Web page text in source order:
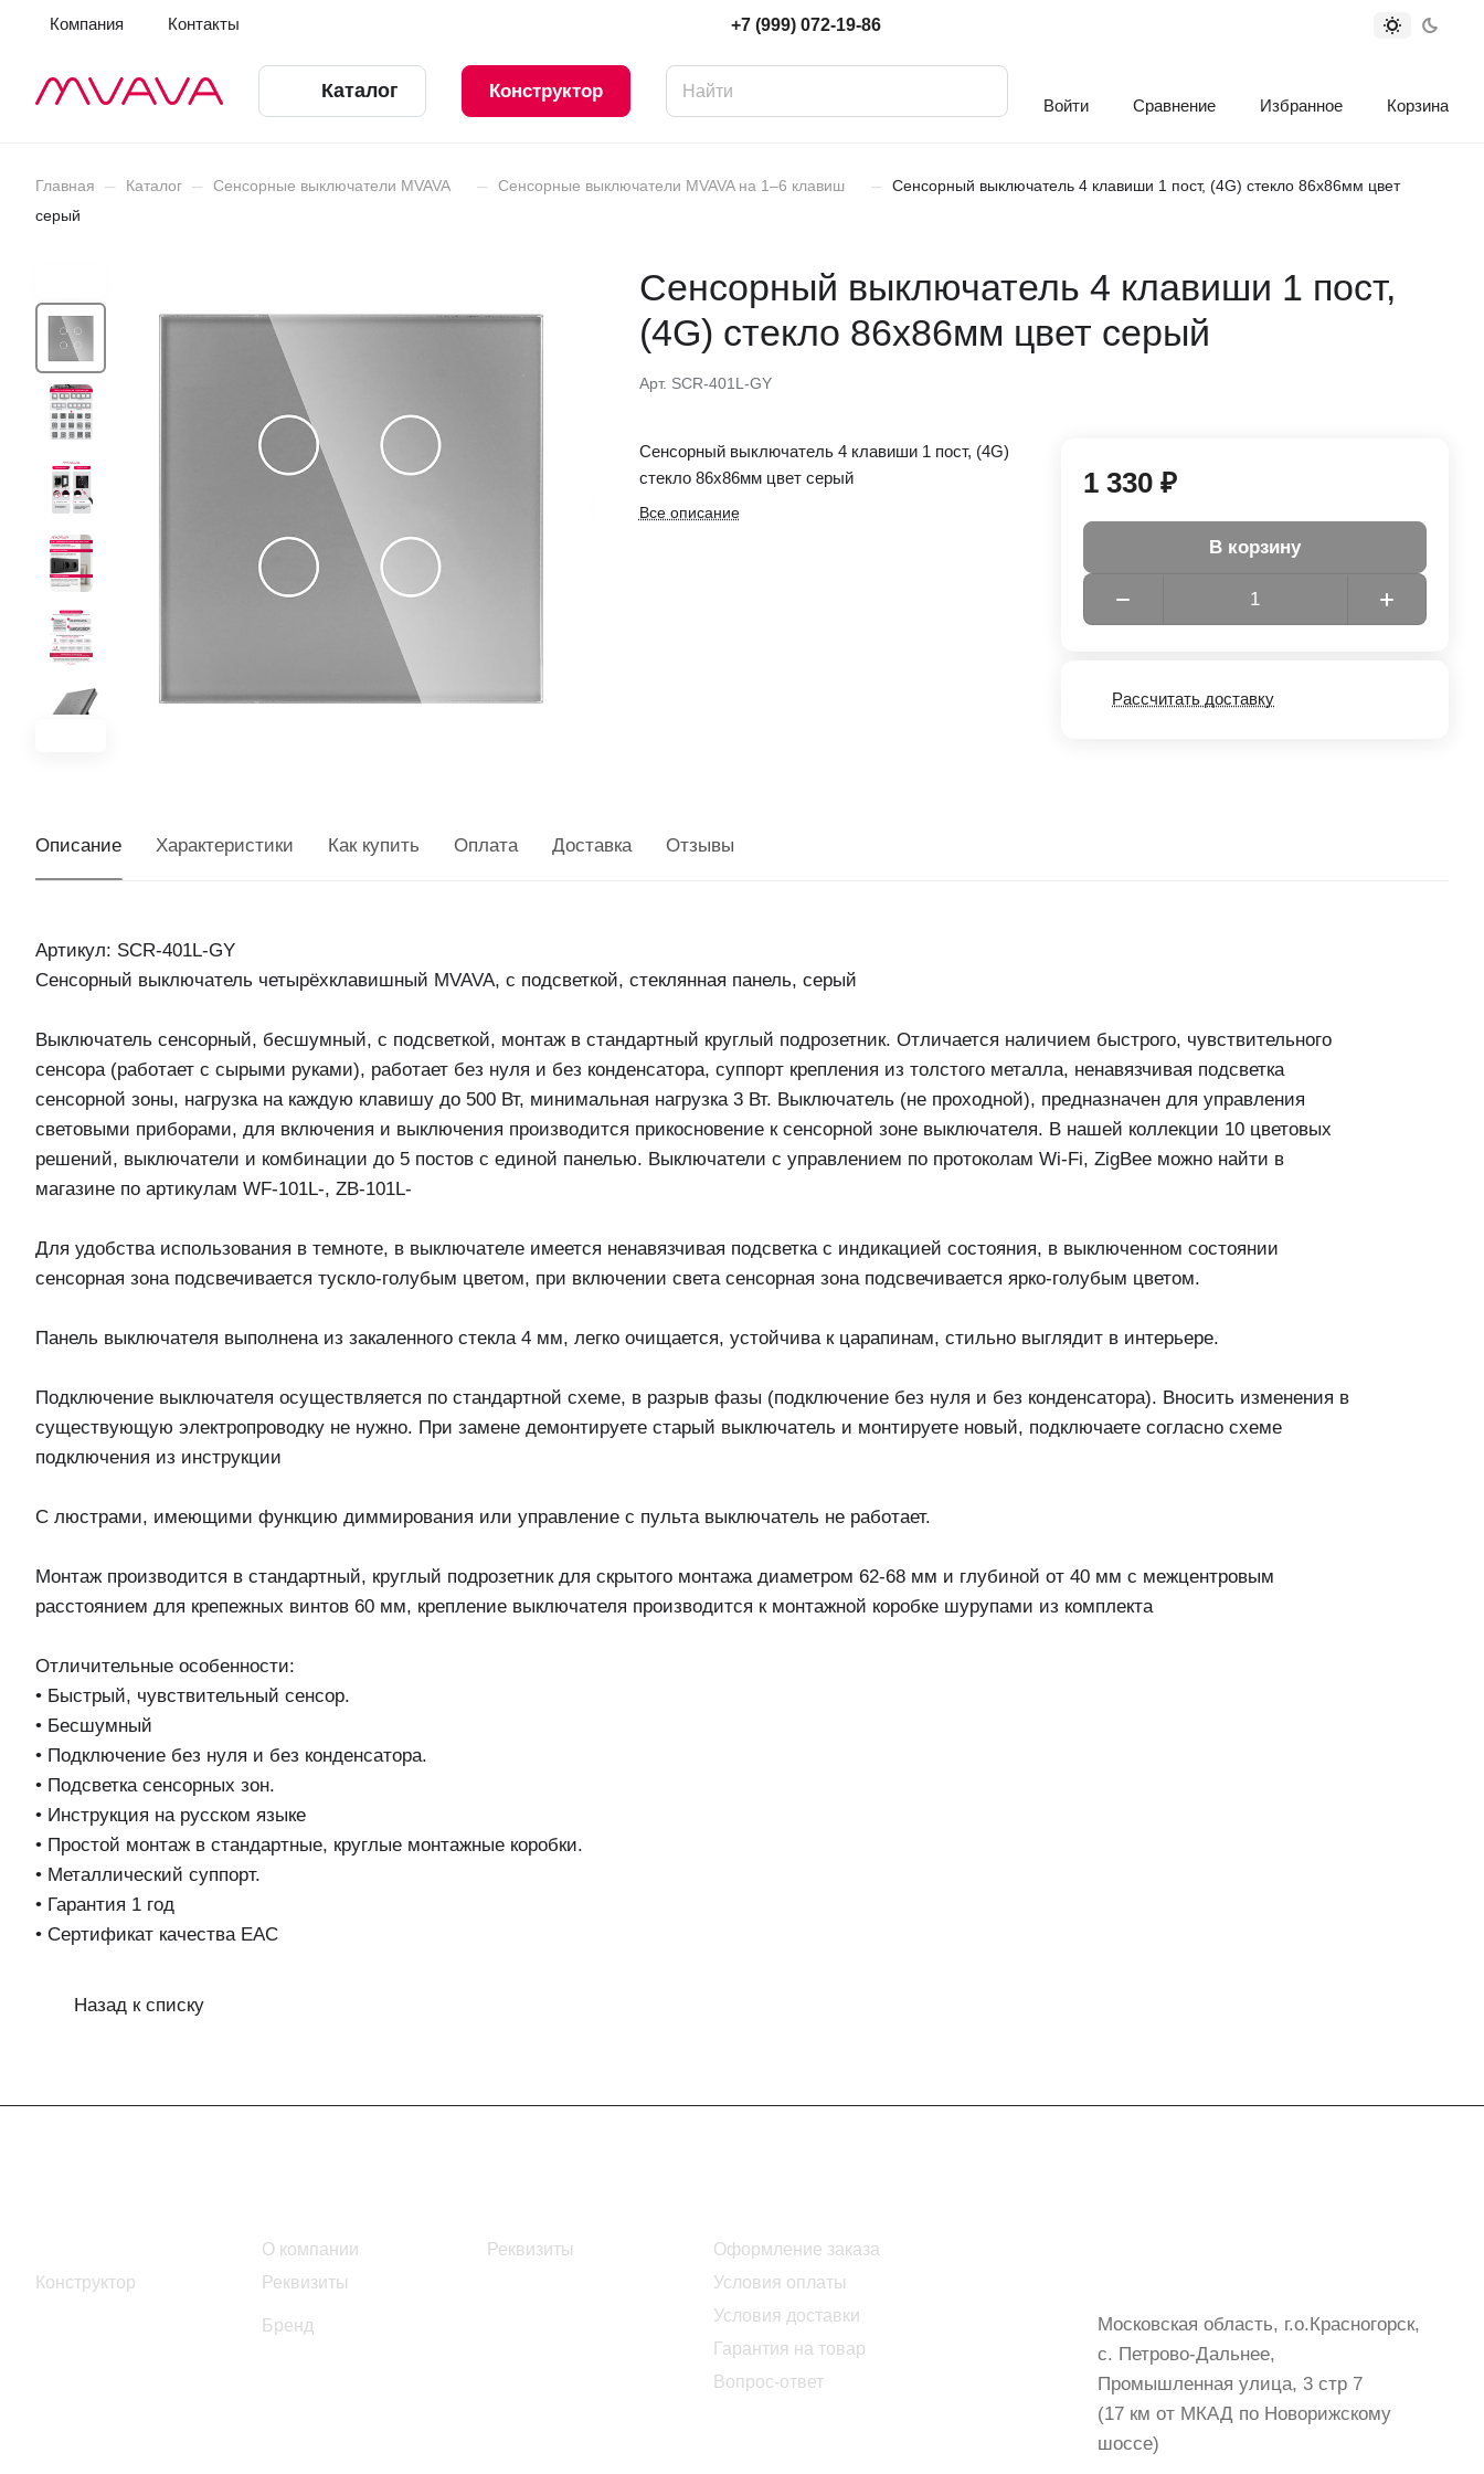
Компания Контакты +7 (999) 072-19-86
Каталог Конструктор
Войти Сравнение Избранное Корзина
Главная – Каталог – Сенсорные выключатели MVAVA – Сенсорные выключатели MVAVA на 1–6 клавиш –
Сенсорный выключатель 4 клавиши 1 пост, (4G) стекло 86х86мм цвет
серый
Сенсорный выключатель 4 клавиши 1 пост,
(4G) стекло 86х86мм цвет серый
Арт. SCR-401L-GY
Сенсорный выключатель 4 клавиши 1 пост, (4G)
стекло 86х86мм цвет серый
Все описание
1 330 ₽
В корзину
Рассчитать доставку
Описание Характеристики Как купить Оплата Доставка Отзывы
Артикул: SCR-401L-GY
Сенсорный выключатель четырёхклавишный MVAVA, с подсветкой, стеклянная панель, серый
Выключатель сенсорный, бесшумный, с подсветкой, монтаж в стандартный круглый подрозетник. Отличается наличием быстрого, чувствительного
сенсора (работает с сырыми руками), работает без нуля и без конденсатора, суппорт крепления из толстого металла, ненавязчивая подсветка
сенсорной зоны, нагрузка на каждую клавишу до 500 Вт, минимальная нагрузка 3 Вт. Выключатель (не проходной), предназначен для управления
световыми приборами, для включения и выключения производится прикосновение к сенсорной зоне выключателя. В нашей коллекции 10 цветовых
решений, выключатели и комбинации до 5 постов с единой панелью. Выключатели с управлением по протоколам Wi-Fi, ZigBee можно найти в
магазине по артикулам WF-101L-, ZB-101L-
Для удобства использования в темноте, в выключателе имеется ненавязчивая подсветка с индикацией состояния, в выключенном состоянии
сенсорная зона подсвечивается тускло-голубым цветом, при включении света сенсорная зона подсвечивается ярко-голубым цветом.
Панель выключателя выполнена из закаленного стекла 4 мм, легко очищается, устойчива к царапинам, стильно выглядит в интерьере.
Подключение выключателя осуществляется по стандартной схеме, в разрыв фазы (подключение без нуля и без конденсатора). Вносить изменения в
существующую электропроводку не нужно. При замене демонтируете старый выключатель и монтируете новый, подключаете согласно схеме
подключения из инструкции
С люстрами, имеющими функцию диммирования или управление с пульта выключатель не работает.
Монтаж производится в стандартный, круглый подрозетник для скрытого монтажа диаметром 62-68 мм и глубиной от 40 мм с межцентровым
расстоянием для крепежных винтов 60 мм, крепление выключателя производится к монтажной коробке шурупами из комплекта
Отличительные особенности:
• Быстрый, чувствительный сенсор.
• Бесшумный
• Подключение без нуля и без конденсатора.
• Подсветка сенсорных зон.
• Инструкция на русском языке
• Простой монтаж в стандартные, круглые монтажные коробки.
• Металлический суппорт.
• Гарантия 1 год
• Сертификат качества ЕАС
Назад к списку
Конструктор
О компании
Реквизиты
Бренд
Реквизиты
Оформление заказа
Условия оплаты
Условия доставки
Гарантия на товар
Вопрос-ответ
Московская область, г.о.Красногорск,
с. Петрово-Дальнее,
Промышленная улица, 3 стр 7
(17 км от МКАД по Новорижскому
шоссе)